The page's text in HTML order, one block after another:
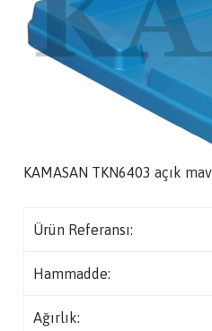
KAMASAN TKN6403 açık
Ürün Referansı:
Hammadde:
Ağırlık: